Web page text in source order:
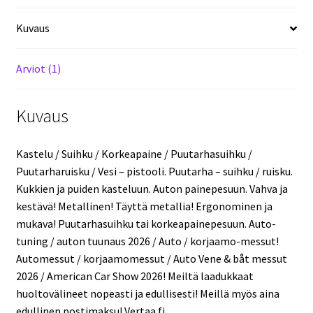
Autotuning
2026!
määrä
Kuvaus
Arviot (1)
Kuvaus
Kastelu / Suihku / Korkeapaine / Puutarhasuihku /
Puutarharuisku / Vesi – pistooli. Puutarha – suihku / ruisku.
Kukkien ja puiden kasteluun. Auton painepesuun. Vahva ja
kestävä! Metallinen! Täyttä metallia! Ergonominen ja
mukava! Puutarhasuihku tai korkeapainepesuun. Auto-
tuning / auton tuunaus 2026 / Auto / korjaamo-messut!
Automessut / korjaamomessut / Auto Vene & båt messut
2026 / American Car Show 2026! Meiltä laadukkaat
huoltovälineet nopeasti ja edullisesti! Meillä myös aina